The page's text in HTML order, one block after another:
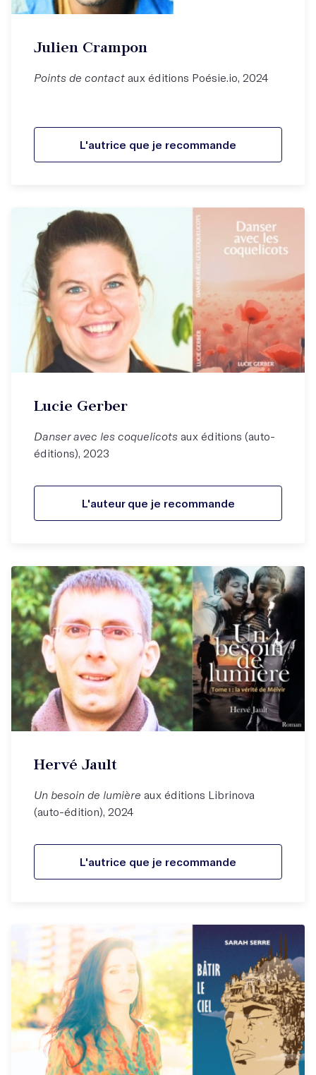
Julien Crampon
Points de contact aux éditions Poésie.io, 2024
L'autrice que je recommande
Lucie Gerber
Danser avec les coquelicots aux éditions (auto-
éditions), 2023
L'auteur que je recommande
Hervé Jault
Un besoin de lumière aux éditions Librinova
(auto-édition), 2024
L'autrice que je recommande